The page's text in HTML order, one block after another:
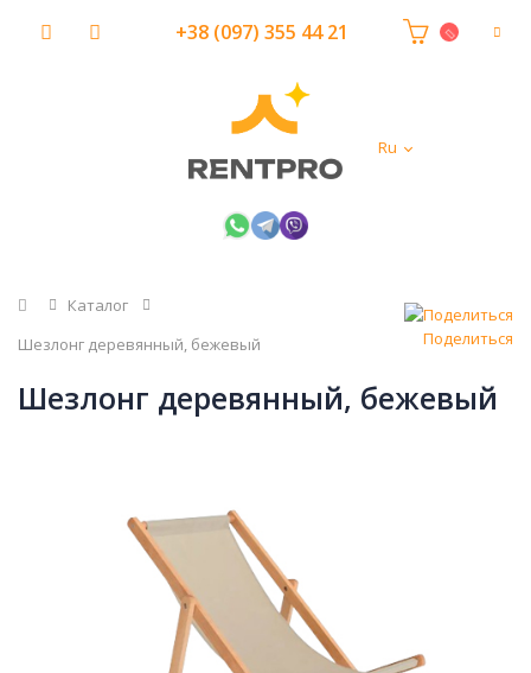
Ru
+38 (097) 355 44 21
Главная
Каталог
Шезлонг деревянный, бежевый
Поделиться
Шезлонг деревянный, бежевый